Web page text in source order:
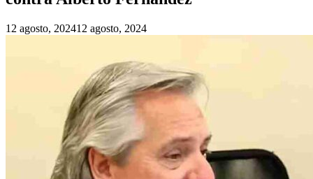
12 agosto, 202412 agosto, 2024